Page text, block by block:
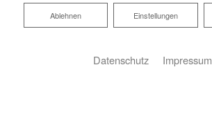
Unsere Partner
Einstellungen
Ablehnen
Ablehnen
Datenschutz Impressum